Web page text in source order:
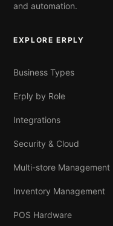
and automation.
EXPLORE ERPLY
Business Types
Erply by Role
Integrations
Security & Cloud
Multi-store Management
Inventory Management
POS Hardware